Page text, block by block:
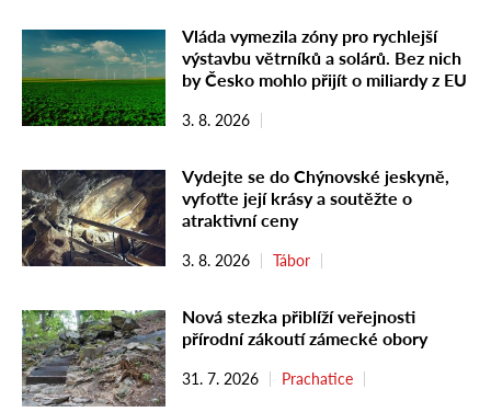
Vláda vymezila zóny pro rychlejší
výstavbu větrníků a solárů. Bez nich
by Česko mohlo přijít o miliardy z EU
3. 8. 2026
Vydejte se do Chýnovské jeskyně,
vyfoťte její krásy a soutěžte o
atraktivní ceny
3. 8. 2026 Tábor
Nová stezka přiblíží veřejnosti
přírodní zákoutí zámecké obory
31. 7. 2026 Prachatice